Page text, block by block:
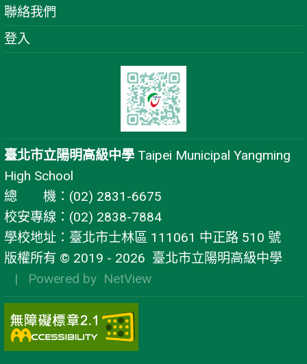
聯絡我們
登入
臺北市立陽明高級中學 Taipei Municipal Yangming
High School
總 機：(02) 2831-6675
校安專線：(02) 2838-7884
學校地址：臺北市士林區 111061 中正路 510 號
版權所有 © 2019 - 2026 臺北市立陽明高級中學
| Powered by NetView